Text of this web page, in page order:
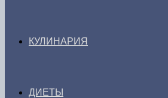
КУЛИНАРИЯ
ДИЕТЫ